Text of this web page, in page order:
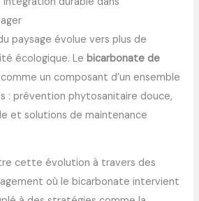
paysage évolue vers plus de
écologique. Le bicarbonate de
un composant d’un ensemble
: prévention phytosanitaire douce,
et solutions de maintenance
cette évolution à travers des
où le bicarbonate intervient